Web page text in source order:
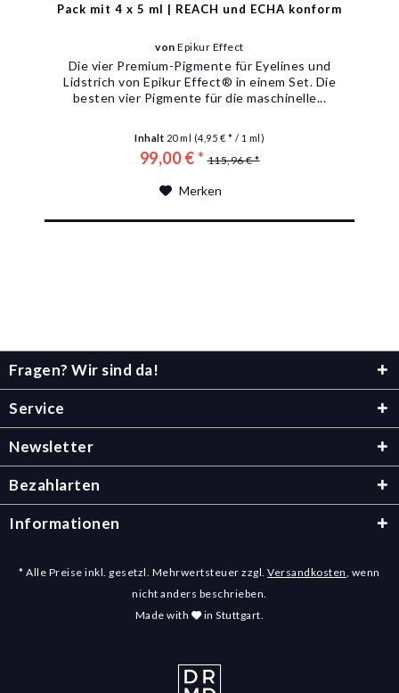
Pack mit 4 x 5 ml | REACH und ECHA konform
vonEpikur Effect
Die vier Premium-Pigmente für Eyelines und
Lidstrich von Epikur Effect® in einem Set. Die
besten vier Pigmente für die maschinelle...
Inhalt 20 ml (4,95 € * / 1 ml)
99,00 € * 115,96 € *
Merken
Fragen? Wir sind da!
Service
Newsletter
Bezahlarten
Informationen
* Alle Preise inkl. gesetzl. Mehrwertsteuer zzgl.Versandkosten , wenn
nicht anders beschrieben.
Made with
in Stuttgart.